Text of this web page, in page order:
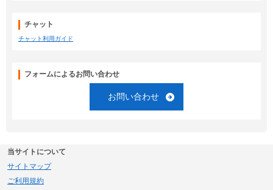
チャット
チャット利用ガイド
フォームによるお問い合わせ
お問い合わせ
当サイトについて
サイトマップ
ご利用規約